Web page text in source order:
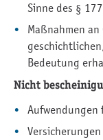
Sinne des §
Maßnahmen
Bedeutung
Nicht
Aufwendungen
Versicherungen